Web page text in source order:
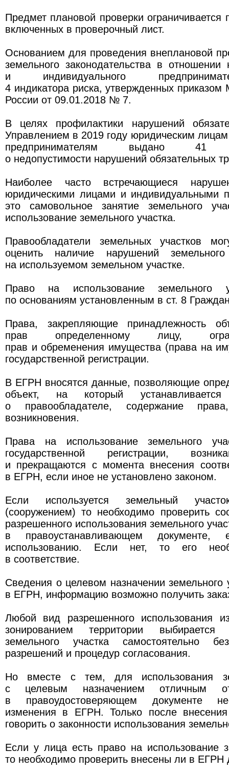
Предмет плановой проверки ограничивается
включенных в проверочный лист.
Основанием для проведения внеплановой
земельного законодательства в отношении
и индивидуального
4 индикатора риска, утвержденных приказом
России от 09.01.2018 № 7.
В целях профилактики нарушений
Управлением в 2019 году юридическим
предпринимателям выдано 41
о недопустимости нарушений обязательных
Наиболее часто встречающиеся
юридическими лицами и индивидуальными
это самовольное занятие земельного
использование земельного участка.
Правообладатели земельных участков
оценить наличие нарушений земельного
на используемом земельном участке.
Право на использование земельного
по основаниям установленным в ст. 8
Права, закрепляющие принадлежность
прав определенному лицу,
прав и обременения имущества (права на
государственной регистрации.
В ЕГРН вносятся данные, позволяющие
объект, на который
о правообладателе, содержание
возникновения.
Права на использование земельного
государственной регистрации,
и прекращаются с момента внесения
в ЕГРН, если иное не установлено законом.
Если используется земельный
(сооружением) то необходимо проверить
разрешенного использования земельного
в правоустанавливающем документе,
использованию. Если нет, то его
в соответствие.
Сведения о целевом назначении земельного
в ЕГРН, информацию возможно получить
Любой вид разрешенного использования
зонированием территории выбирается
земельного участка самостоятельно
разрешений и процедур согласования.
Но вместе с тем, для использования
с целевым назначением отличным от
в правоудостоверяющем документе
изменения в ЕГРН. Только после
говорить о законности использования
Если у лица есть право на использование
то необходимо проверить внесены ли в ЕГРН